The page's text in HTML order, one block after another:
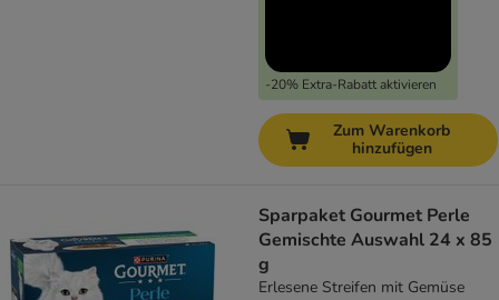
-20% Extra-Rabatt aktivieren
Zum Warenkorb
hinzufügen
Sparpaket Gourmet Perle
Gemischte Auswahl 24 x 85
g
Erlesene Streifen mit Gemüse